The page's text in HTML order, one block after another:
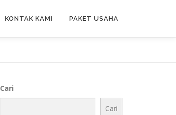
KONTAK KAMI PAKET USAHA
Cari
Cari